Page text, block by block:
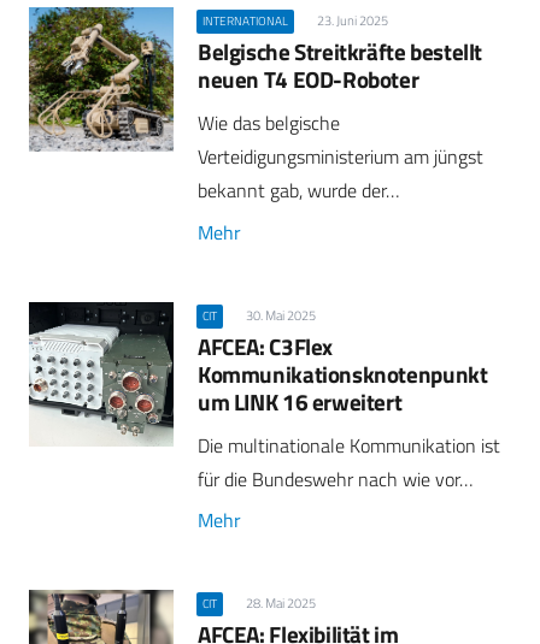
INTERNATIONAL 23. Juni 2025
Belgische Streitkräfte bestellt
neuen T4 EOD-Roboter
Wie das belgische
Verteidigungsministerium am jüngst
bekannt gab, wurde der…
Mehr
CIT 30. Mai 2025
AFCEA: C3Flex
Kommunikationsknotenpunkt
um LINK 16 erweitert
Die multinationale Kommunikation ist
für die Bundeswehr nach wie vor…
Mehr
CIT 28. Mai 2025
AFCEA: Flexibilität im